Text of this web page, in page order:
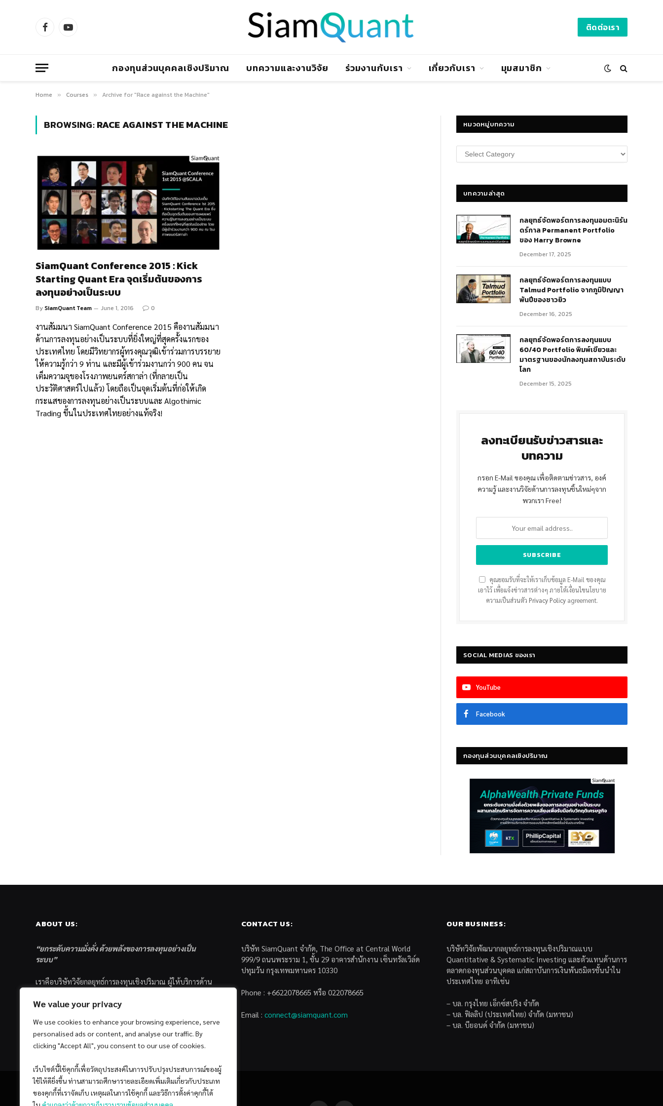
We value your privacy
We use cookies to enhance your browsing experience, serve
personalised ads or content, and analyse our traffic. By
clicking "Accept All", you consent to our use of cookies.
เว็บไซต์นี้ใช้คุกกี้เพื่อวัตถุประสงค์ในการปรับปรุงประสบการณ์ของผู้
ใช้ให้ดียิ่งขึ้น ท่านสามารถศึกษารายละเอียดเพิ่มเติมเกี่ยวกับประเภท
ของคุกกี้ที่เราจัดเก็บ เหตุผลในการใช้คุกกี้ และวิธีการตั้งค่าคุกกี้ได้
FacebookYouTube ติดต่อเรา
กองทุนส่วนบุคคลเชิงปริมาณ บทความและงานวิจัย ร่วมงานกับเรา เกี่ยวกับเรา มุมสมาชิก
Home » Courses » Archive for "Race against the Machine"
BROWSING:RACE AGAINST THE MACHINE
SiamQuant Conference 2015 : Kick
Starting Quant Era จุดเริ่มต้นของการ
ลงทุนอย่างเป็นระบบ
By SiamQuant Team June 1, 2016 0
งานสัมมนา SiamQuant Conference 2015 คืองานสัมมนา
ด้านการลงทุนอย่างเป็นระบบที่ยิ่งใหญ่ที่สุดครั้งแรกของ
ประเทศไทย โดยมีวิทยากรผู้ทรงคุณวุฒิเข้าร่วมการบรรยาย
ให้ความรู้กว่า 9 ท่าน และมีผู้เข้าร่วมงานกว่า 900 คน จน
เต็มความจุของโรงภาพยนตร์สกาล่า (ที่กลายเป็น
ประวัติศาสตร์ไปแล้ว) โดยถือเป็นจุดเริ่มต้นที่ก่อให้เกิด
กระแสของการลงทุนอย่างเป็นระบบและ Algothimic
Trading ขึ้นในประเทศไทยอย่างแท้จริง!
หมวดหมู่บทความ
หมวด
หมู่
บทความล่าสุด
กลยุทธ์​จัดพอร์ตการลงทุนอมตะนิรัน
ดร์กาล Permanent Portfolio
ของ Harry Browne
December 17, 2025
กลยุทธ์จัดพอร์ตการลงทุนแบบ
Talmud Portfolio จากภูมิปัญญา
พันปีของชาวยิว
December 16, 2025
กลยุทธ์จัดพอร์ตการลงทุนแบบ
60/40 Portfolio พิมพ์เขียวและ
มาตรฐานของนักลงทุนสถาบันระดับ
โลก
December 15, 2025
ลงทะเบียนรับข่าวสารและ
บทความ
กรอก E-Mail ของคุณ เพื่อติดตามข่าวสาร, องค์
ความรู้ และงานวิจัยด้านการลงทุนชิ้นใหม่ๆจาก
พวกเรา Free!
คุณยอมรับที่จะให้เราเก็บข้อมูล E-Mail ของคุณ
เอาไว้ เพื่อแจ้งข่าวสารต่างๆ ภายใต้เงื่อนไขนโยบาย
ความเป็นส่วนตัว Privacy Policy agreement.
SOCIAL MEDIAS ของเรา
YouTube
Facebook
กองทุนส่วนบุคคลเชิงปริมาณ
ABOUT US:
“ยกระดับความมั่งคั่ง ด้วยพลังของการลงทุนอย่างเป็น
ระบบ”
เราคือบริษัทวิจัยกลยุทธ์การลงทุนเชิงปริมาณ ผู้ให้บริการด้าน
ส่วนบุคคล ซึ่งมีเป้าหมายที่จะช่วยเหลือให้นักลงทุนไทย
ด้วยแนวคิดและกระบวนการลงทุนอย่างเป็นระบบแบบ
Quantitative & Systematic Investing
CONTACT US:
บริษัท SiamQuant จำกัด, The Office at Central World
999/9 ถนนพระราม 1, ชั้น 29 อาคารสำนักงาน เซ็นทรัลเวิล์ด
ปทุมวัน กรุงเทพมหานคร 10330
Phone : +6622078665 หรือ 022078665
Email : connect@siamquant.com
OUR BUSINESS:
บริษัทวิจัยพัฒนากลยุทธ์การลงทุนเชิงปริมาณแบบ
Quantitative & Systematic Investing และตัวแทนด้านการ
ตลาดกองทุนส่วนบุคคล แก่สถาบันการเงินพันธมิตรชั้นนำใน
ประเทศไทย อาทิเช่น
– บล. กรุงไทย เอ็กซ์สปริง จำกัด
– บล. ฟิลลิป (ประเทศไทย) จำกัด (มหาชน)
– บล. บียอนด์ จำกัด (มหาชน)